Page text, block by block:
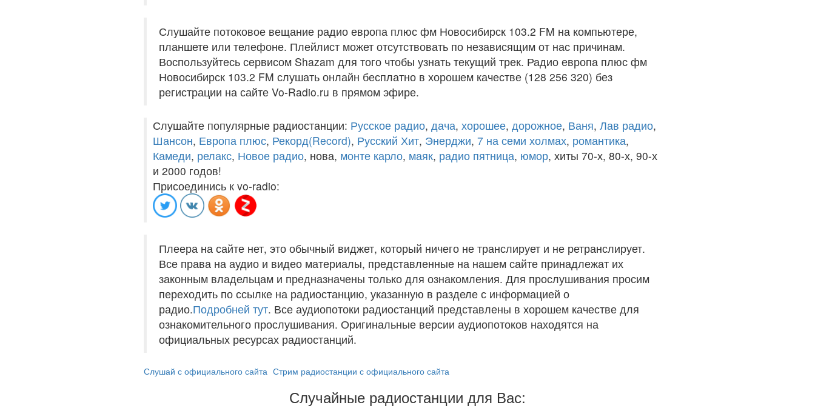
Слушайте потоковое вещание радио европа плюс фм Новосибирск 103.2 FM на компьютере,
планшете или телефоне. Плейлист может отсутствовать по независящим от нас причинам.
Воспользуйтесь сервисом Shazam для того чтобы узнать текущий трек. Радио европа плюс фм
Новосибирск 103.2 FM слушать онлайн бесплатно в хорошем качестве (128 256 320) без
регистрации на сайте Vo-Radio.ru в прямом эфире.
Слушайте популярные радиостанции: Русское радио, дача, хорошее, дорожное, Ваня, Лав радио,
Шансон, Европа плюс, Рекорд(Record), Русский Хит, Энерджи, 7 на семи холмах, романтика,
Камеди, релакс, Новое радио, нова, монте карло, маяк, радио пятница, юмор, хиты 70-х, 80-х, 90-х
и 2000 годов!
Присоединись к vo-radio:
Плеера на сайте нет, это обычный виджет, который ничего не транслирует и не ретранслирует.
Все права на аудио и видео материалы, представленные на нашем сайте принадлежат их
законным владельцам и предназначены только для ознакомления. Для прослушивания просим
переходить по ссылке на радиостанцию, указанную в разделе с информацией о
радио.Подробней тут. Все аудиопотоки радиостанций представлены в хорошем качестве для
ознакомительного прослушивания. Оригинальные версии аудиопотоков находятся на
официальных ресурсах радиостанций.
Слушай с официального сайта Стрим радиостанции с официального сайта
Случайные радиостанции для Вас: